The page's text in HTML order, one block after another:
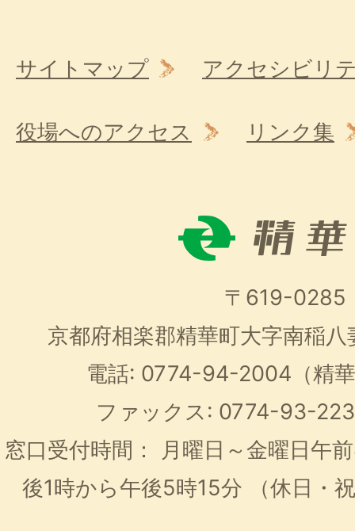
サイトマップ アクセシビリ
役場へのアクセス リンク集
〒619-0285
京都府相楽郡精華町大字南稲
電話: 0774-94-2004（精
ファックス: 0774-93-
窓口受付時間：
月曜日～金曜日午
後1時から午後5時15分
（休日・